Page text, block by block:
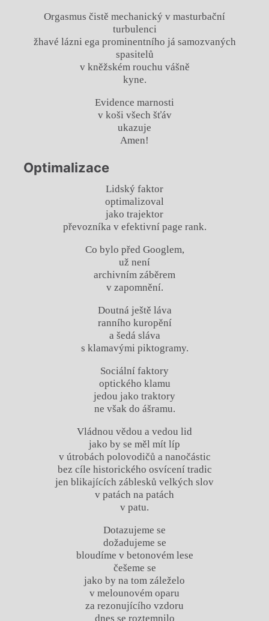
Orgasmus čistě mechanický v masturbační
turbulenci
žhavé lázni ega prominentního já samozvaných
spasitelů
v kněžském rouchu vášně
kyne.
Evidence marnosti
v koši všech šťáv
ukazuje
Amen!
Optimalizace
Lidský faktor
optimalizoval
jako trajektor
převozníka v efektivní page rank.
Co bylo před Googlem,
už není
archivním záběrem
v zapomnění.
Doutná ještě láva
ranního kuropění
a šedá sláva
s klamavými piktogramy.
Sociální faktory
optického klamu
jedou jako traktory
ne však do ášramu.
Vládnou vědou a vedou lid
jako by se měl mít líp
v útrobách polovodičů a nanočástic
bez cíle historického osvícení tradic
jen blikajících záblesků velkých slov
v patách na patách
v patu.
Dotazujeme se
dožadujeme se
bloudíme v betonovém lese
češeme se
jako by na tom záleželo
v melounovém oparu
za rezonujícího vzdoru
dnes se roztemnilo